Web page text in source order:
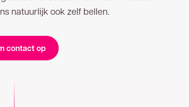
natuurlijk ook zelf bellen.
contact op